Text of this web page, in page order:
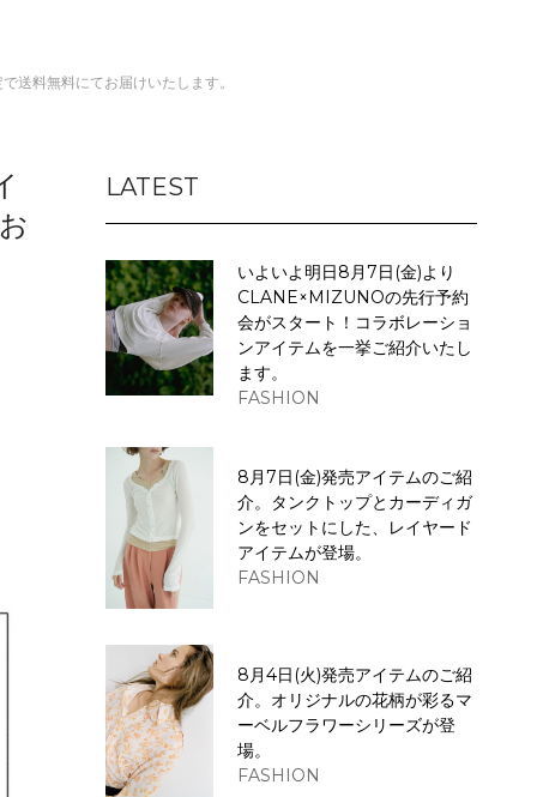
送料無料にてお届けいたします。
LATEST
いよいよ明日8月7日(金)より
CLANE×MIZUNOの先行予約
会がスタート！コラボレーショ
ンアイテムを一挙ご紹介いたし
ます。
FASHION
8月7日(金)発売アイテムのご紹
介。タンクトップとカーディガ
ンをセットにした、レイヤード
アイテムが登場。
FASHION
8月4日(火)発売アイテムのご紹
介。オリジナルの花柄が彩るマ
ーベルフラワーシリーズが登
場。
FASHION